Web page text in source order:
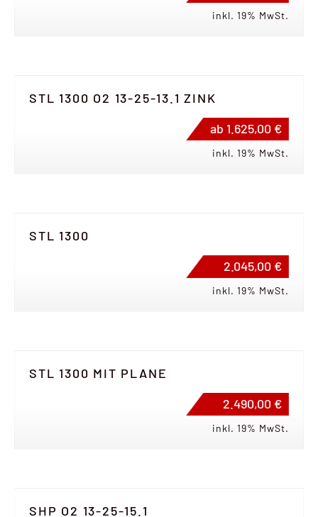
inkl. 19% MwSt.
STL 1300 O2 13-25-13.1 ZINK
ab 1.625,00 €
inkl. 19% MwSt.
STL 1300
2.045,00 €
inkl. 19% MwSt.
STL 1300 MIT PLANE
2.490,00 €
inkl. 19% MwSt.
SHP O2 13-25-15.1